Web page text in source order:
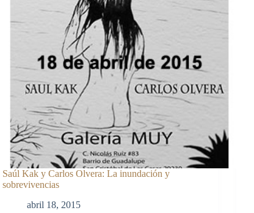
Saúl Kak y Carlos Olvera: La inundación y
sobrevivencias
abril 18, 2015